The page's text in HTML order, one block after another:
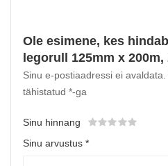
Ole esimene, kes
legorull 125mm x 200m,
Sinu e-postiaadressi ei avaldata.
tähistatud *-ga
Sinu hinnang
Sinu arvustus *